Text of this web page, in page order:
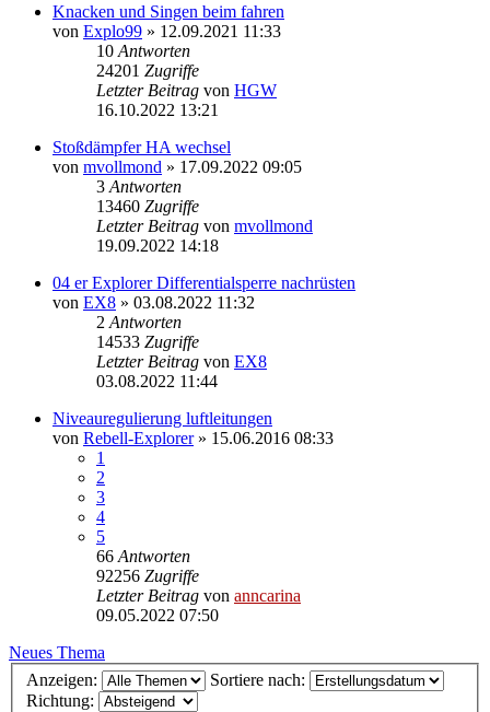
Knacken und Singen beim fahren
von Explo99 » 12.09.2021 11:33
10 Antworten
24201 Zugriffe
Letzter Beitrag von HGW
16.10.2022 13:21
Stoßdämpfer HA wechsel
von mvollmond » 17.09.2022 09:05
3 Antworten
13460 Zugriffe
Letzter Beitrag von mvollmond
19.09.2022 14:18
04 er Explorer Differentialsperre nachrüsten
von EX8 » 03.08.2022 11:32
2 Antworten
14533 Zugriffe
Letzter Beitrag von EX8
03.08.2022 11:44
Niveauregulierung luftleitungen
von Rebell-Explorer» 15.06.2016 08:33
1
2
3
4
5
66 Antworten
92256 Zugriffe
Letzter Beitrag von anncarina
09.05.2022 07:50
Neues Thema
Anzeigen:
Sortiere nach:
Richtung: